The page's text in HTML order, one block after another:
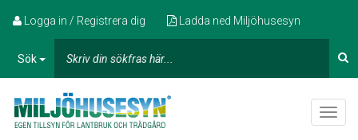
Logga in / Registrera dig Ladda ned Miljöhusesyn
Sök
Toggle